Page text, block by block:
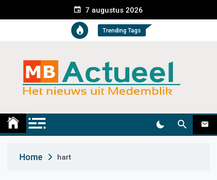
e
t
7 augustus 2026
Trending Tags
Medemblik Actueel
Home hart